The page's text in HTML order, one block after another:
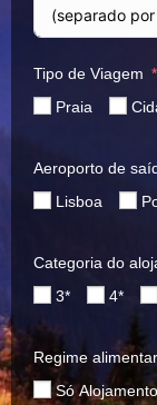
Tipo de Viagem
Praia
Aeroporto de
Lisboa
Categoria do
3*
4*
Regime alimentar
Só Alojamento